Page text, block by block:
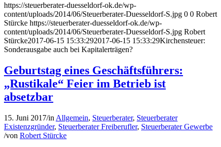
https://steuerberater-duesseldorf-ok.de/wp-
content/uploads/2014/06/Steuerberater-Duesseldorf-S.jpg 0 0 Robert
Stürcke https://steuerberater-duesseldorf-ok.de/wp-
content/uploads/2014/06/Steuerberater-Duesseldorf-S.jpg Robert
Stürcke2017-06-15 15:33:292017-06-15 15:33:29Kirchensteuer:
Sonderausgabe auch bei Kapitalerträgen?
Geburtstag eines Geschäftsführers:
„Rustikale“ Feier im Betrieb ist
absetzbar
15. Juni 2017/in Allgemein, Steuerberater, Steuerberater
Existenzgründer, Steuerberater Freiberufler, Steuerberater Gewerbe
/von Robert Stürcke